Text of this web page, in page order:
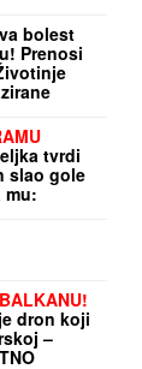
bolest
Prenosi
tvrdi
slao gole
mu:
dron koji
–